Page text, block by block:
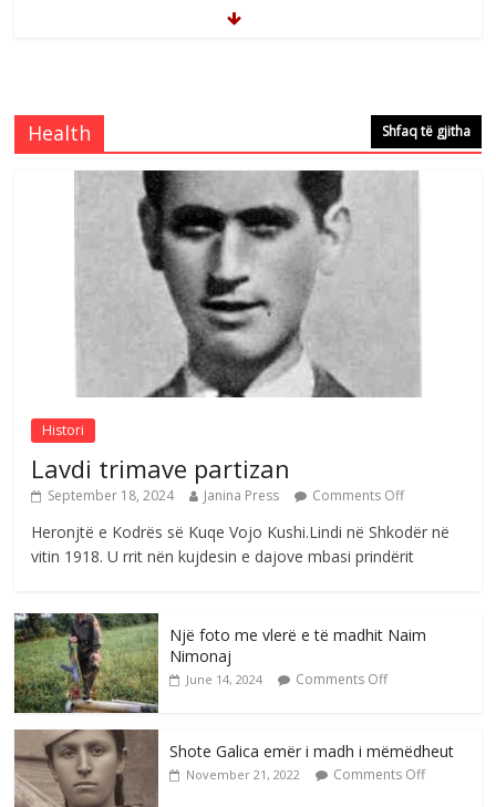
Comments Off
S’mbaj inat me asnjëri -Ganimete Jakupi
poete e respektuar
August 3, 2026 Comments Off
Nga Elmije Ajazi e nderuar
August 5, 2026 Comments Off
Health Shfaq të gjitha
Histori
Lavdi trimave partizan
September 18, 2024 Janina Press Comments Off
Heronjtë e Kodrës së Kuqe Vojo Kushi.Lindi në Shkodër në
vitin 1918. U rrit nën kujdesin e dajove mbasi prindërit
Një foto me vlerë e të madhit Naim
Nimonaj
June 14, 2024 Comments Off
Shote Galica emër i madh i mëmëdheut
November 21, 2022 Comments Off